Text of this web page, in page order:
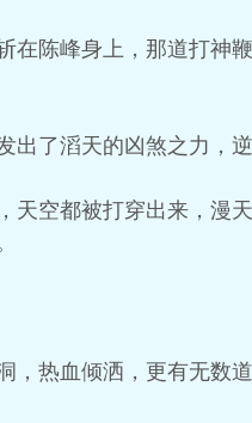
在陈峰身上，那道打神
了滔天的凶煞之力，
天空都被打穿出来，漫
，热血倾洒，更有无数